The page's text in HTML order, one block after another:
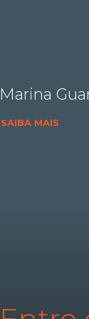
Marina
SAIBA MAIS